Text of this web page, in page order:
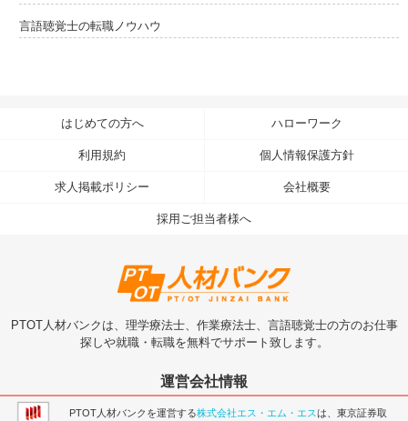
言語聴覚士の転職ノウハウ
はじめての方へ ハローワーク
利用規約 個人情報保護方針
求人掲載ポリシー 会社概要
採用ご担当者様へ
PTOT人材バンクは、理学療法士、作業療法士、言語聴覚士の方のお仕事
探しや就職・転職を無料でサポート致します。
運営会社情報
PTOT人材バンクを運営する株式会社エス・エム・エスは、東京証券取